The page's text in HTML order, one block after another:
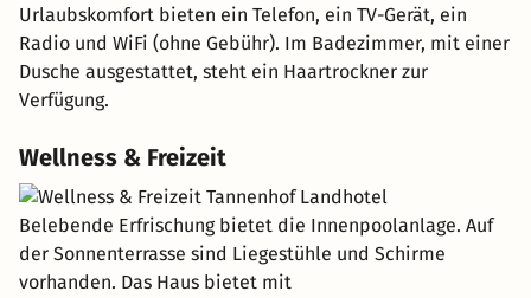
Urlaubskomfort bieten ein Telefon, ein TV-Gerät, ein
Radio und WiFi (ohne Gebühr). Im Badezimmer, mit einer
Dusche ausgestattet, steht ein Haartrockner zur
Verfügung.
Wellness & Freizeit
Belebende Erfrischung bietet die Innenpoolanlage. Auf
der Sonnenterrasse sind Liegestühle und Schirme
vorhanden. Das Haus bietet mit